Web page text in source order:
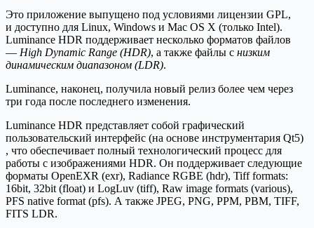
Это приложение выпущено под условиями лицензии GPL,
и доступно для Linux, Windows и Mac OS X (только Intel).
Luminance HDR поддерживает несколько форматов файлов
— High Dynamic Range (HDR), а также файлы с низким
динамическим диапазоном (LDR).
Luminance, наконец, получила новый релиз более чем через
три года после последнего изменения.
Luminance HDR представляет собой графический
пользовательский интерфейс (на основе инструментария Qt5)
, что обеспечивает полный технологический процесс для
работы с изображениями HDR. Он поддерживает следующие
форматы OpenEXR (exr), Radiance RGBE (hdr), Tiff formats:
16bit, 32bit (float) и LogLuv (tiff), Raw image formats (various),
PFS native format (pfs). А также JPEG, PNG, PPM, PBM, TIFF,
FITS LDR.